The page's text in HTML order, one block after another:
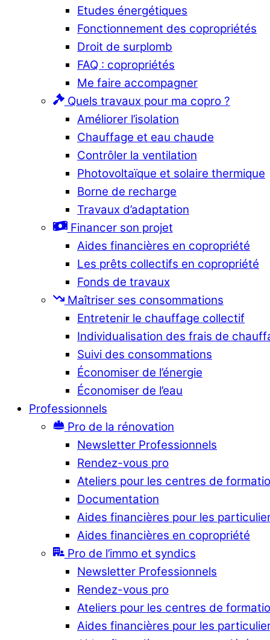
Etudes énergétiques
Fonctionnement des copropriétés
Droit de surplomb
FAQ : copropriétés
Me faire accompagner
Quels travaux pour ma copro ?
Améliorer l’isolation
Chauffage et eau chaude
Contrôler la ventilation
Photovoltaïque et solaire thermique
Borne de recharge
Travaux d’adaptation
Financer son projet
Aides financières en copropriété
Les prêts collectifs en copropriété
Fonds de travaux
Maîtriser ses consommations
Entretenir le chauffage collectif
Individualisation des frais de
Suivi des consommations
Économiser de l’énergie
Économiser de l’eau
Professionnels
Pro de la rénovation
Newsletter Professionnels
Rendez-vous pro
Ateliers pour les centres de
Documentation
Aides financières pour les
Aides financières en copropriété
Pro de l’immo et syndics
Newsletter Professionnels
Rendez-vous pro
Ateliers pour les centres de
Aides financières pour les